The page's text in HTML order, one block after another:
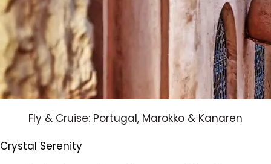
Fly & Cruise: Portugal, Marokko & Kanaren
Crystal Serenity